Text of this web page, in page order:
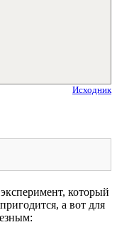
Исходник
который
а вот для